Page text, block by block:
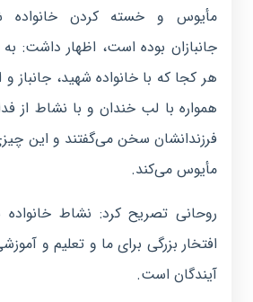
مأیوس و خسته کردن خانواده
جانبازان بوده است، اظهار داشت:
هر کجا که با خانواده شهید، جانباز و
همواره با لب خندان و با نشاط از
فرزندانشان سخن می‌گفتند و این
مأیوس می‌کند.
روحانی تصریح کرد: نشاط خانواده
افتخار بزرگی برای ما و تعلیم و
آیندگان است.